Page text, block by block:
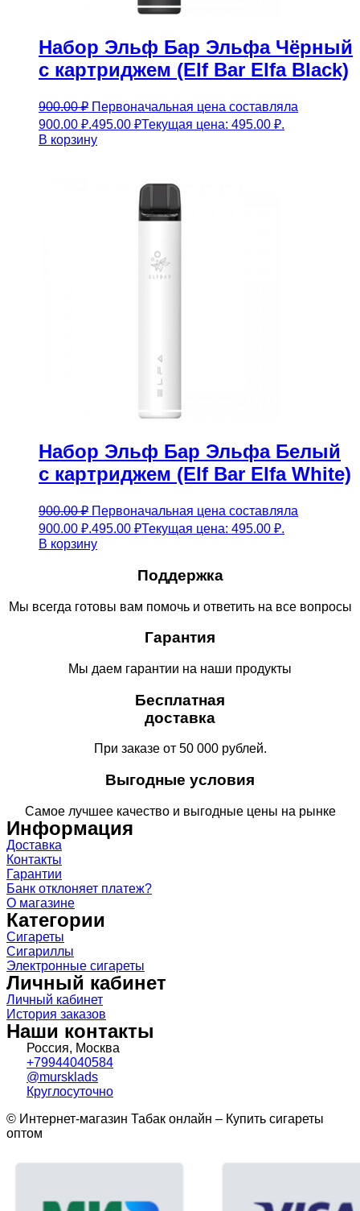
Набор Эльф Бар Эльфа Чёрный
с картриджем (Elf Bar Elfa Black)
900.00₽ Первоначальная цена составляла
900.00 ₽.495.00 ₽Текущая цена: 495.00 ₽.
В корзину
Набор Эльф Бар Эльфа Белый
с картриджем (Elf Bar Elfa White)
900.00₽ Первоначальная цена составляла
900.00 ₽.495.00 ₽Текущая цена: 495.00 ₽.
В корзину
Поддержка
Мы всегда готовы вам помочь и ответить на все вопросы
Гарантия
Мы даем гарантии на наши продукты
Бесплатная
доставка
При заказе от 50 000 рублей.
Выгодные условия
Самое лучшее качество и выгодные цены на рынке
Информация
Доставка
Контакты
Гарантии
Банк отклоняет платеж?
О магазине
Категории
Сигареты
Сигариллы
Электронные сигареты
Личный кабинет
Личный кабинет
История заказов
Наши контакты
Россия, Москва
+79944040584
@mursklads
Круглосуточно
© Интернет-магазин Табак онлайн – Купить сигареты
оптом